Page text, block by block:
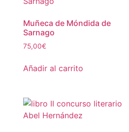
Muñeca de Móndida de
Sarnago
75,00€
Añadir al carrito